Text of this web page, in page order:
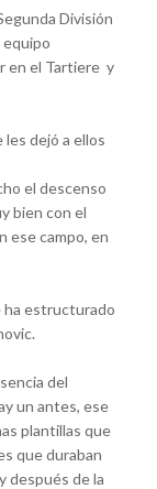
División
en el Tartiere y
les dejó a ellos
el descenso
bien con el
ese campo, en
ha estructurado
del
un antes, ese
plantillas que
que duraban
después de la